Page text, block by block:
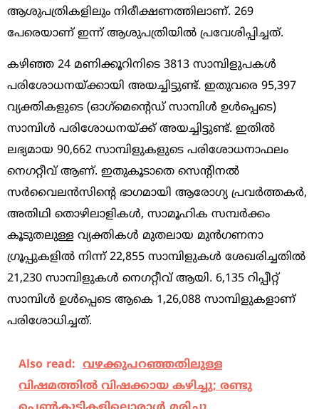
ആശുപത്രികളിലും നിരീക്ഷണത്തിലാണ്. 269
പേരെയാണ് ഇന്ന് ആശുപത്രിയില്‍ പ്രവേശിപ്പിച്ചത്.
കഴിഞ്ഞ 24 മണിക്കൂറിനിടെ 3813 സാമ്പിളുപകള്‍
പരിശോധനയ്ക്കായി അയച്ചിട്ടുണ്ട്. ഇതുവരെ 95,397
വ്യക്തികളുടെ (ഓഗ്‌മെന്‍റെഡ് സാമ്പിള്‍ ഉള്‍പ്പെടെ)
സാമ്പിള്‍ പരിശോധനയ്ക്ക് അയച്ചിട്ടുണ്ട്. ഇതില്‍
ലഭ്യമായ 90,662 സാമ്പിളുകളുടെ പരിശോധനാഫലം
നെഗറ്റീവ് ആണ്. ഇതുകൂടാതെ സെന്‍റിനല്‍
സര്‍വൈലന്‍സിന്‍റെ ഭാഗമായി ആരോഗ്യ പ്രവര്‍ത്തകര്‍,
അതിഥി തൊഴിലാളികള്‍, സാമൂഹിക സമ്പര്‍ക്കം
കൂടുതലുള്ള വ്യക്തികള്‍ മുതലായ മുന്‍ഗണനാ
ഗ്രൂപ്പുകളില്‍ നിന്ന് 22,855 സാമ്പിളുകള്‍ ശേഖരിച്ചതില്‍
21,230 സാമ്പിളുകള്‍ നെഗറ്റീവ് ആയി. 6,135 റിപ്പീറ്റ്
സാമ്പിള്‍ ഉള്‍പ്പെടെ ആകെ 1,26,088 സാമ്പിളുകളാണ്
പരിശോധിച്ചത്.
Also read: വഴക്കുപറഞ്ഞതിലുള്ള
വിഷമത്തില്‍ വിഷക്കായ കഴിച്ചു; രണ്ടു